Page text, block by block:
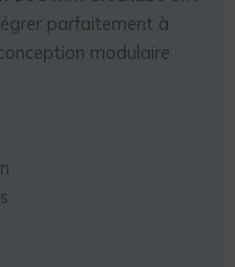
parfaitement à
modulaire